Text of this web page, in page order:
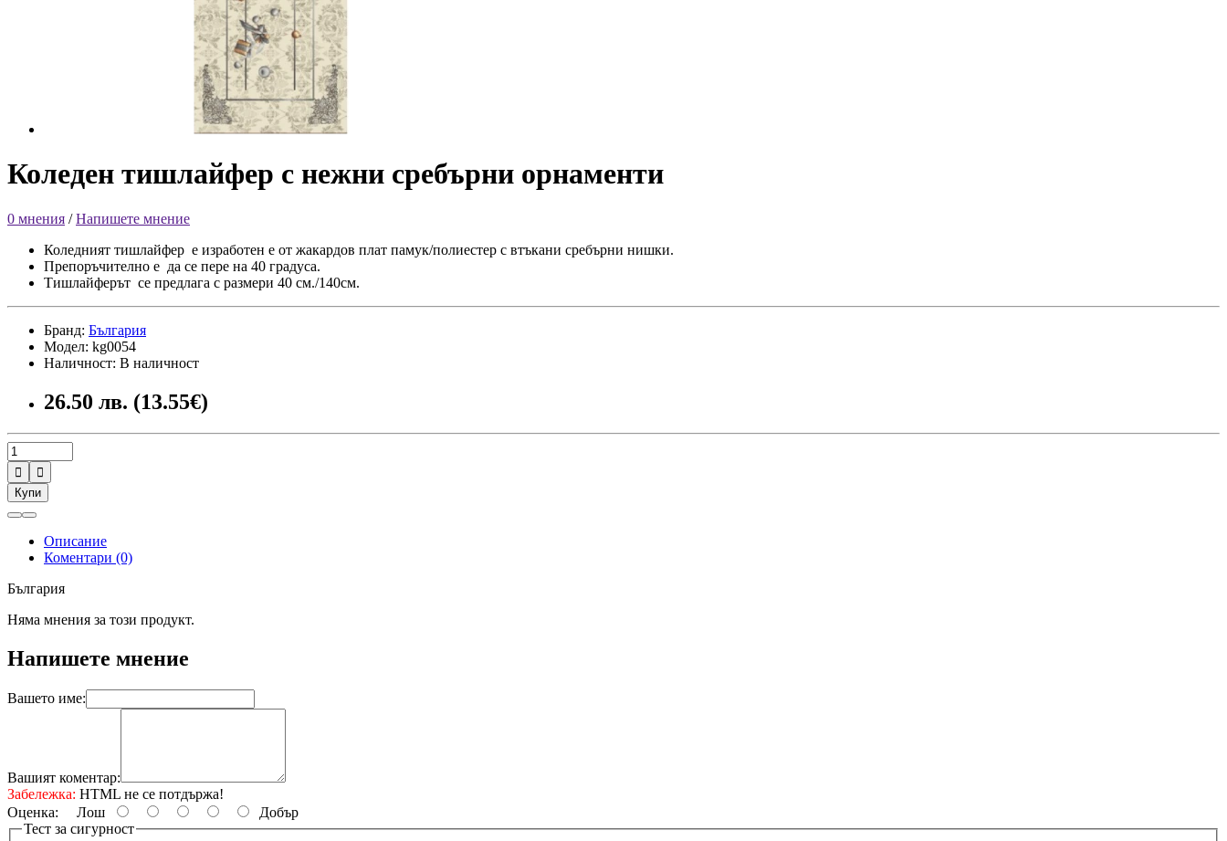
Коледен тишлайфер с нежни сребърни орнаменти
0 мнения /Напишете мнение
Коледният тишлайфер е изработен е от жакардов плат памук/полиестер с втъкани сребърни нишки.
Препоръчително е да се пере на 40 градуса.
Тишлайферът се предлага с размери 40 см./140см.
Бранд: България
Модел: kg0054
Наличност: В наличност
26.50 лв. (13.55€)


Купи
Описание
Коментари (0)
България
Няма мнения за този продукт.
Напишете мнение
Вашето име:
Вашият коментар:
Забележка: HTML не се потдържа!
Оценка: Лош
Добър
Тест за сигурност